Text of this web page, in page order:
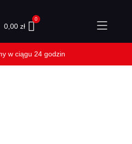
0,00 zł